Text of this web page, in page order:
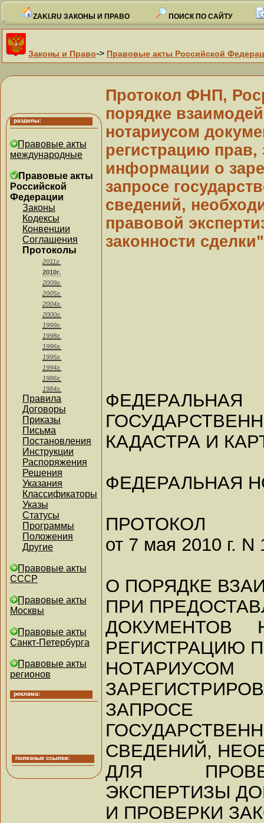
ZAKI.RU ЗАКОНЫ И ПРАВО ПОИСК ПО САЙТУ
Законы и Право-> Правовые акты Российской
Правовые акты
международные
Правовые акты
Российской
Федерации
Законы
Кодексы
Конвенции
Соглашения
Протоколы
2011г.
2010г.
2009г.
2005г.
2004г.
2000г.
1999г.
1998г.
1996г.
1995г.
1994г.
1986г.
1984г.
Правила
Договоры
Приказы
Письма
Постановления
Инструкции
Распоряжения
Решения
Указания
Классификаторы
Указы
Статусы
Программы
Положения
Другие
Правовые акты
СССР
Правовые акты
Москвы
Правовые акты
Санкт-Петербурга
Правовые акты
регионов
Протокол ФНП,
порядке
нотариусом
регистрацию прав,
информации о
запросе
сведений,
правовой
законности сделки"
КАДАСТРА И
ФЕДЕРАЛЬНАЯ
ПРОТОКОЛ
от 7 мая 2010 г. N
О ПОРЯДКЕ
ПРИ
ДОКУМЕНТОВ
РЕГИСТРАЦИЮ
ЗАПРОСЕ
СВЕДЕНИЙ,
ДЛЯ
ЭКСПЕРТИЗЫ
И ПРОВЕРКИ